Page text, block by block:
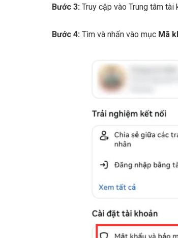
Bước 3: Truy cập vào Trung tâm tài
Bước 4: Tìm và nhấn vào mục Mã